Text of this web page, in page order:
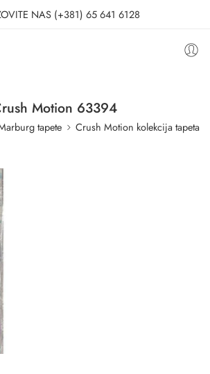
NAS (+381) 65 641 6128
Motion 63394
tapete Crush Motion kolekcija tapeta